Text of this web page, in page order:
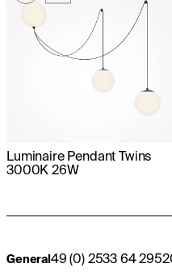
Luminaire Pendant Twins
3000K 26W
General49 (0) 2533 64